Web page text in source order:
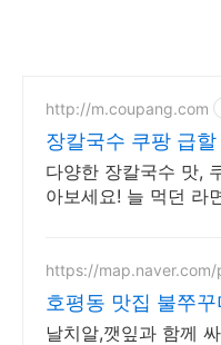
http://m.coupang.com
장칼국수 쿠팡 급
다양한 장칼국수 맛,
아보세요! 늘 먹던 라
https://
호평동 맛집 불쭈
날치알,깻잎과 함께